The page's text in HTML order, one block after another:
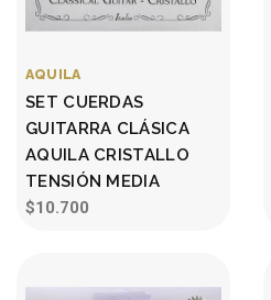
AQUILA
SET CUERDAS
GUITARRA CLÁSICA
AQUILA CRISTALLO
TENSIÓN MEDIA
$10.700